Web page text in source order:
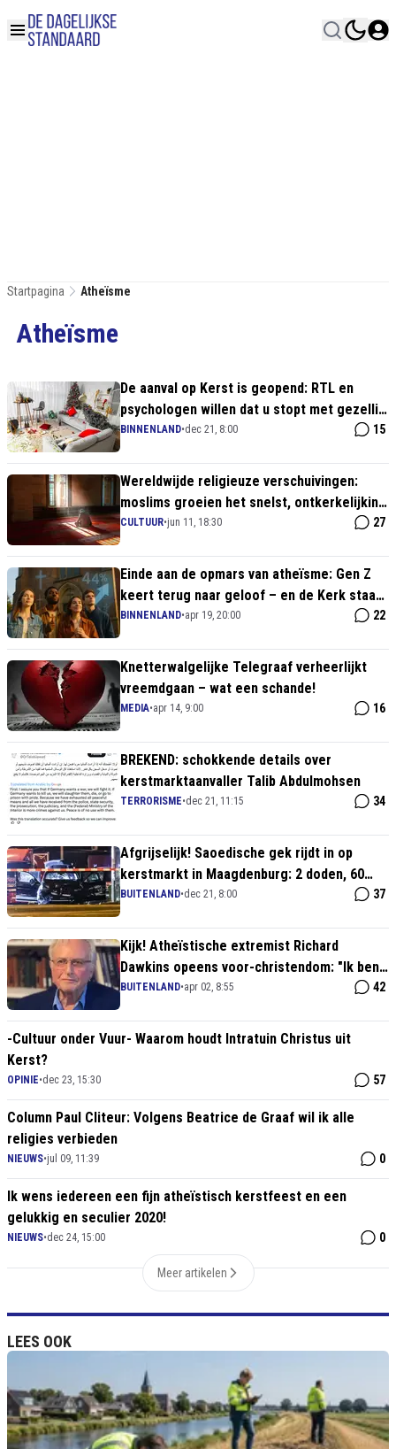
Startpagina Atheïsme
Atheïsme
De aanval op Kerst is geopend: RTL en
psychologen willen dat u stopt met gezellig
doen en gaat janken op TikTok
BINNENLAND•dec 21, 8:00 15
Wereldwijde religieuze verschuivingen:
moslims groeien het snelst, ontkerkelijking
neemt toe
CULTUUR•jun 11, 18:30 27
Einde aan de opmars van atheïsme: Gen Z
keert terug naar geloof – en de Kerk staat
klaar
BINNENLAND•apr 19, 20:00 22
Knetterwalgelijke Telegraaf verheerlijkt
vreemdgaan – wat een schande!
MEDIA•apr 14, 9:00 16
BREKEND: schokkende details over
kerstmarktaanvaller Talib Abdulmohsen
TERRORISME•dec 21, 11:15 34
Afgrijselijk! Saoedische gek rijdt in op
kerstmarkt in Maagdenburg: 2 doden, 60
gewonden
BUITENLAND•dec 21, 8:00 37
Kijk! Atheïstische extremist Richard
Dawkins opeens voor-christendom: "Ik ben
cultureel een Christen, Islam is gevaarlijk!"
BUITENLAND•apr 02, 8:55 42
-Cultuur onder Vuur- Waarom houdt Intratuin Christus uit
Kerst?
OPINIE•dec 23, 15:30 57
Column Paul Cliteur: Volgens Beatrice de Graaf wil ik alle
religies verbieden
NIEUWS•jul 09, 11:39 0
Ik wens iedereen een fijn atheïstisch kerstfeest en een
gelukkig en seculier 2020!
NIEUWS•dec 24, 15:00 0
Meer artikelen
LEES OOK